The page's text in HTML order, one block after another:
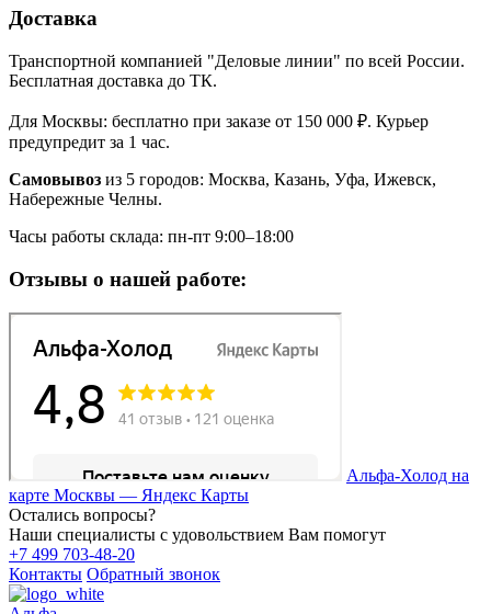
Доставка
Транспортной компанией "Деловые линии" по всей России.
Бесплатная доставка до ТК.
Для Москвы: бесплатно при заказе от 150 000 ₽. Курьер
предупредит за 1 час.
Самовывоз из 5 городов: Москва, Казань, Уфа, Ижевск,
Набережные Челны.
Часы работы склада: пн-пт 9:00–18:00
Отзывы о нашей работе:
Альфа-Холод на
карте Москвы — Яндекс Карты
Остались вопросы?
Наши специалисты с удовольствием Вам помогут
+7 499 703-48-20
Контакты Обратный звонок